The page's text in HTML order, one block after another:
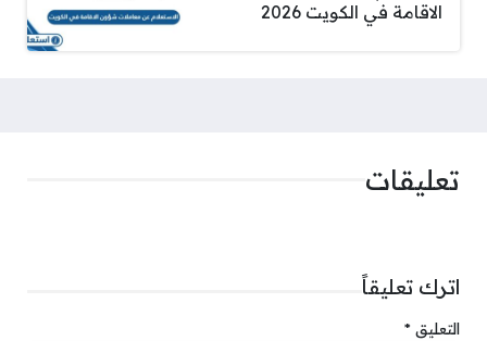
الاقامة في الكويت 2026
تعليقات
اترك تعليقاً
التعليق *